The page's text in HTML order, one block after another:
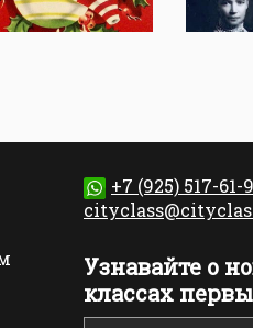
+7 (925) 517-61-
Узнавайте о
классах